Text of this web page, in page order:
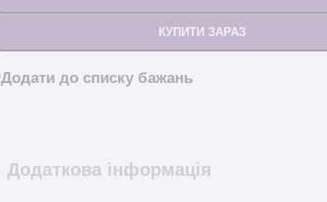
КУПИТИ ЗАРАЗ
Додати до списку бажань
Додаткова інформація